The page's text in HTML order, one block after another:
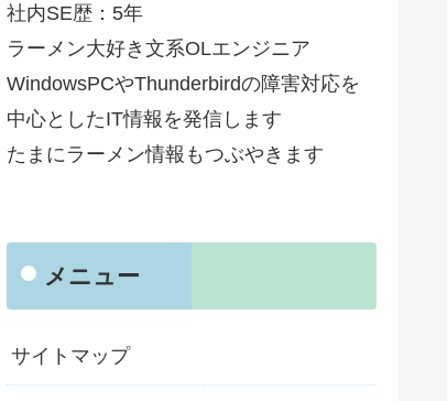
社内SE歴：5年
ラーメン大好き文系OLエンジニア
WindowsPCやThunderbirdの障害対応を
中心としたIT情報を発信します
たまにラーメン情報もつぶやきます
メニュー
サイトマップ